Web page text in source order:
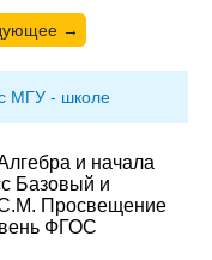
→
МГУ - школе
и начала
Базовый и
С.М. Просвещение
ФГОС